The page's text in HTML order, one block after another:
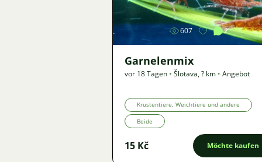
607 2
Garnelenmix
vor 18 Tagen • Šlotava,? km • Angebot
Krustentiere, Weichtiere und andere
Beide
15 Kč Möchte kaufen